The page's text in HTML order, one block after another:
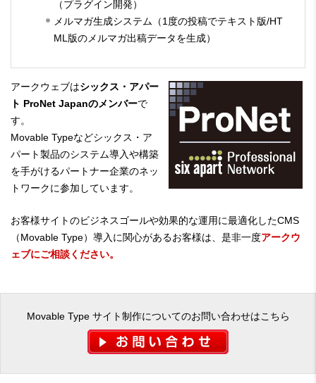
（プラグイン開発）
メルマガ生成システム（1度の投稿でテキスト版/HT
ML版のメルマガ出稿データを生成）
アークウェブはシックス・アパー
ト ProNet Japanのメンバーで
す。
Movable Typeなどシックス・ア
パート製品のシステム導入や構築
を手がけるパートナー企業のネッ
トワークに参加しています。
お客様サイトのビジネスゴールや効果的な運用に最適化したCMS
（Movable Type）導入に関心があるお客様は、是非一度アークウ
ェブにご相談ください。
Movable Type サイト制作についてのお問い合わせはこちら